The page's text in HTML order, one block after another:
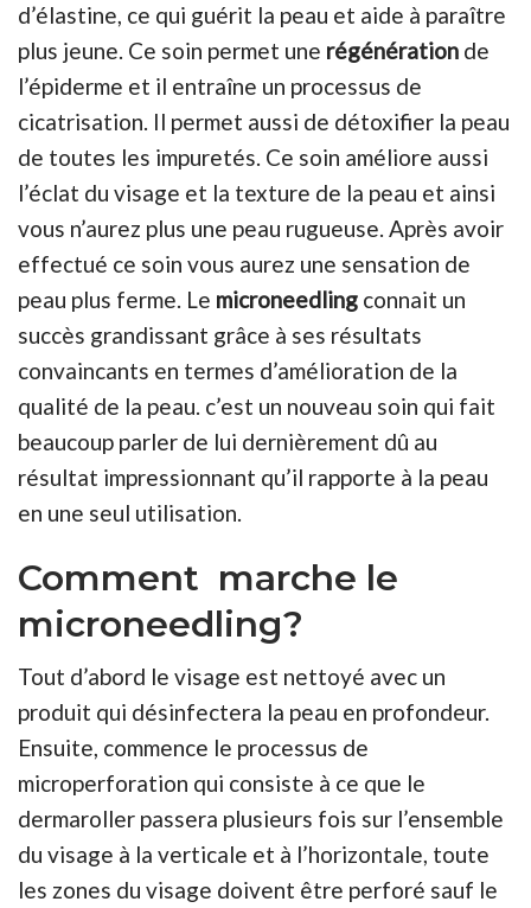
d’élastine, ce qui guérit la peau et aide à paraître
plus jeune. Ce soin permet une régénération de
l’épiderme et il entraîne un processus de
cicatrisation. Il permet aussi de détoxifier la peau
de toutes les impuretés. Ce soin améliore aussi
l’éclat du visage et la texture de la peau et ainsi
vous n’aurez plus une peau rugueuse. Après avoir
effectué ce soin vous aurez une sensation de
peau plus ferme. Le microneedling connait un
succès grandissant grâce à ses résultats
convaincants en termes d’amélioration de la
qualité de la peau. c’est un nouveau soin qui fait
beaucoup parler de lui dernièrement dû au
résultat impressionnant qu’il rapporte à la peau
en une seul utilisation.
Comment marche le
microneedling?
Tout d’abord le visage est nettoyé avec un
produit qui désinfectera la peau en profondeur.
Ensuite, commence le processus de
microperforation qui consiste à ce que le
dermaroller passera plusieurs fois sur l’ensemble
du visage à la verticale et à l’horizontale, toute
les zones du visage doivent être perforé sauf le